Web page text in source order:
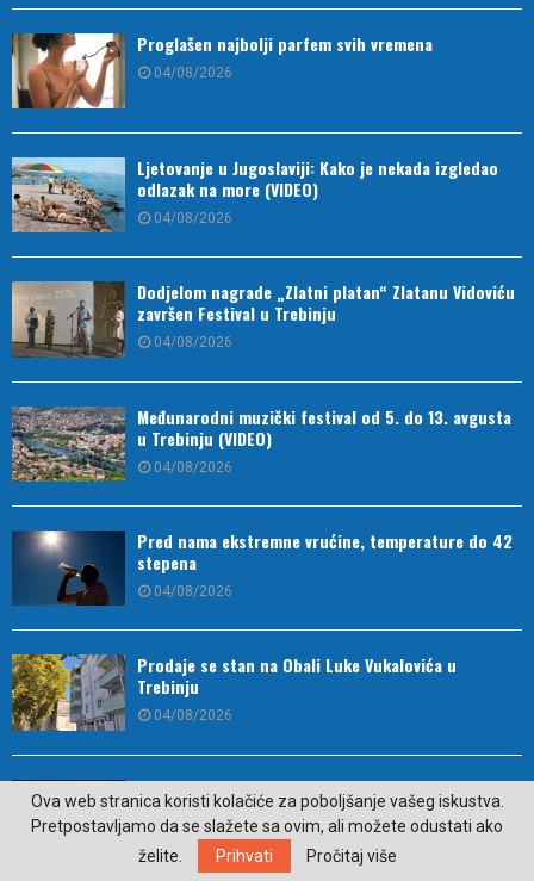
Proglašen najbolji parfem svih vremena
04/08/2026
Ljetovanje u Jugoslaviji: Kako je nekada izgledao
odlazak na more (VIDEO)
04/08/2026
Dodjelom nagrade „Zlatni platan“ Zlatanu Vidoviću
završen Festival u Trebinju
04/08/2026
Međunarodni muzički festival od 5. do 13. avgusta
u Trebinju (VIDEO)
04/08/2026
Pred nama ekstremne vrućine, temperature do 42
stepena
04/08/2026
Prodaje se stan na Obali Luke Vukalovića u
Trebinju
04/08/2026
Lake Fest 2026 – Tri dana vrhunske muzike,
prirode i nezaboravne atmosfere u Nikšiću
03/08/2026
Ova web stranica koristi kolačiće za poboljšanje vašeg iskustva.
Pretpostavljamo da se slažete sa ovim, ali možete odustati ako
želite.
Prihvati Pročitaj više